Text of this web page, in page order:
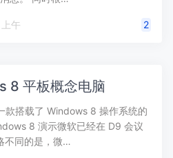
, 11:35 上午 2
8 平板概念电脑
款搭载了 Windows 8 操作系统的
8 演示微软已经在 D9 会议
不同的是，微…